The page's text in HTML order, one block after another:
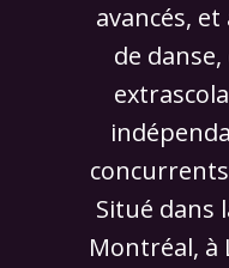
avancés, et
de
Situé dans
Montréal, à